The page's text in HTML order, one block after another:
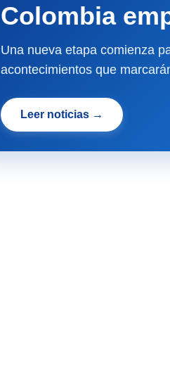
Colombia
Una nueva etapa comienza
acontecimientos que
Leer noticias →